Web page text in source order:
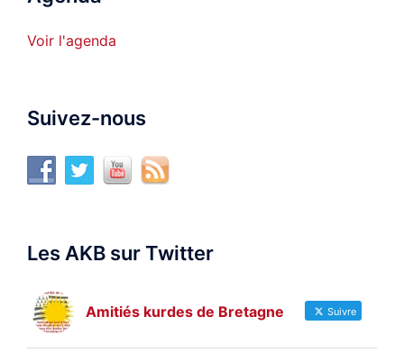
Voir l'agenda
Suivez-nous
Les AKB sur Twitter
Amitiés kurdes de Bretagne Suivre